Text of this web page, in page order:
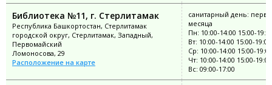
Библиотека №11, г. Стерлитамак
Республика Башкортостан, Стерлитамак
городской округ, Стерлитамак, Западный,
Первомайский
Ломоносова, 29
Расположение на карте
санитарный день:
месяца
Пн: 10:00-14:00 15:00-
Вт: 10:00-14:00 15:00-19:00
Ср: 10:00-14:00 15:00-19:00
Чт: 10:00-14:00 15:00-19:00
Вс: 09:00-17:00